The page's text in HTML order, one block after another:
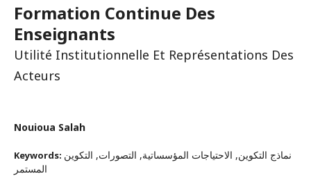
Formation Continue Des
Enseignants
Utilité Institutionnelle Et Représentations Des
Acteurs
Nouioua Salah
Keywords: نماذج التكوين, الاحتياجات المؤسساتية, التصورات, التكوين
المستمر